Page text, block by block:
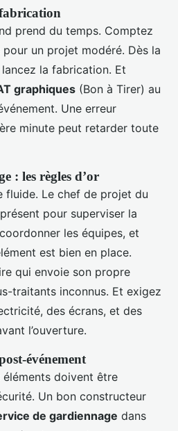
prend du temps. Comptez
un projet modéré. Dès la
la fabrication. Et
graphiques (Bon à Tirer) au
Une erreur
minute peut retarder toute
: les règles d’or
fluide. Le chef de projet du
pour superviser la
les équipes, et
est bien en place.
qui envoie son propre
traitants inconnus. Et exigez
des écrans, et des
l’ouverture.
événement
éléments doivent être
Un bon constructeur
de gardiennage dans